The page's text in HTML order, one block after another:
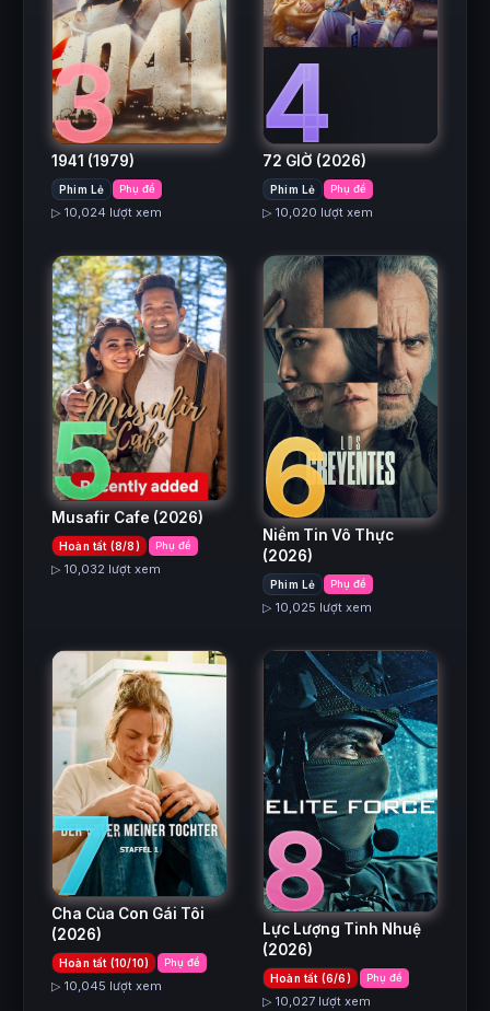
3
1941 (1979)
Phim Lẻ Phụ đề
▷ 10,024 lượt xem
4
72 GIỜ (2026)
Phim Lẻ Phụ đề
▷ 10,020 lượt xem
5
Musafir Cafe (2026)
Hoàn tất (8/8) Phụ đề
▷ 10,032 lượt xem
6
Niềm Tin Vô Thực
(2026)
Phim Lẻ Phụ đề
▷ 10,025 lượt xem
7
Cha Của Con Gái Tôi
(2026)
Hoàn tất (10/10) Phụ đề
▷ 10,045 lượt xem
8
Lực Lượng Tinh Nhuệ
(2026)
Hoàn tất (6/6) Phụ đề
▷ 10,027 lượt xem